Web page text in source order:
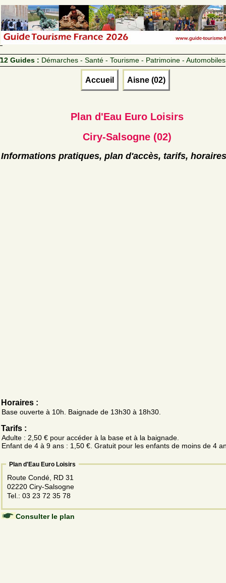
12 Guides : Démarches - Santé - Tourisme - Patrimoine - Automobiles
Accueil Aisne (02)
Plan d'Eau Euro Loisirs
Ciry-Salsogne (02)
Informations pratiques, plan d'accès, tarifs, horaires
Horaires :
Base ouverte à 10h. Baignade de 13h30 à 18h30.
Tarifs :
Adulte : 2,50 € pour accéder à la base et à la baignade.
Enfant de 4 à 9 ans : 1,50 €. Gratuit pour les enfants de moins de 4
Plan d'Eau Euro Loisirs
Route Condé, RD 31
02220 Ciry-Salsogne
Tel.: 03 23 72 35 78
Consulter le plan